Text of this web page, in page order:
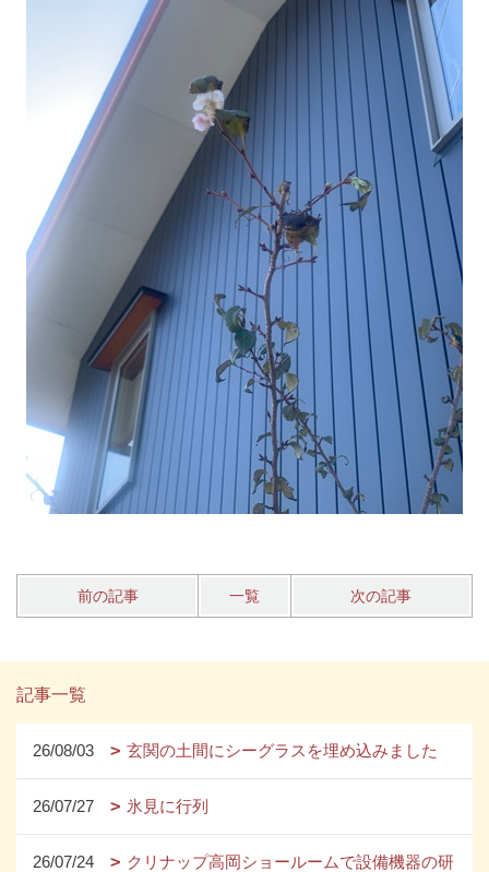
前の記事 一覧 次の記事
記事一覧
26/08/03 玄関の土間にシーグラスを埋め込みました
26/07/27 氷見に行列
26/07/24
クリナップ高岡ショールームで設備機器の研